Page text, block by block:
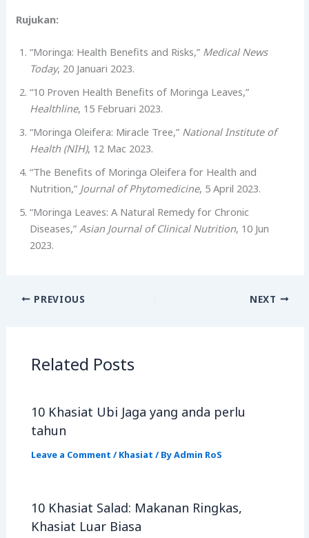
Rujukan:
“Moringa: Health Benefits and Risks,” Medical News
Today, 20 Januari 2023.
“10 Proven Health Benefits of Moringa Leaves,”
Healthline, 15 Februari 2023.
“Moringa Oleifera: Miracle Tree,” National Institute of
Health (NIH), 12 Mac 2023.
“The Benefits of Moringa Oleifera for Health and
Nutrition,” Journal of Phytomedicine, 5 April 2023.
“Moringa Leaves: A Natural Remedy for Chronic
Diseases,” Asian Journal of Clinical Nutrition, 10 Jun
2023.
PREVIOUS NEXT
Related Posts
10 Khasiat Ubi Jaga yang anda perlu
tahun
Leave a Comment / Khasiat / ByAdmin RoS
10 Khasiat Salad: Makanan Ringkas,
Khasiat Luar Biasa